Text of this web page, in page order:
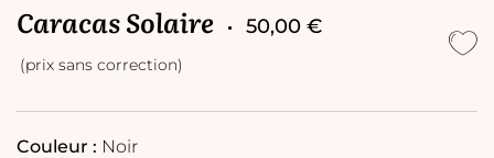
Caracas Solaire 50,00 €
(prix sans correction)
Couleur : Noir